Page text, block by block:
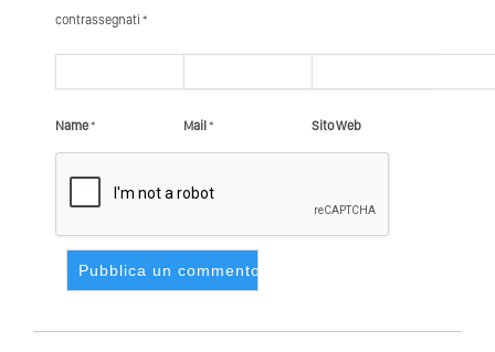
contrassegnati *
Name* Mail* Sito Web